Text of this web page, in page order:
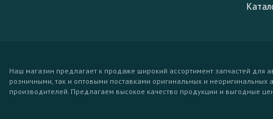
Наш магазин предлагает к продаже широкий ассортимент запчастей для
розничными, так и оптовыми поставками оригинальных и неоригинальных
производителей. Предлагаем высокое качество продукции и выгодные